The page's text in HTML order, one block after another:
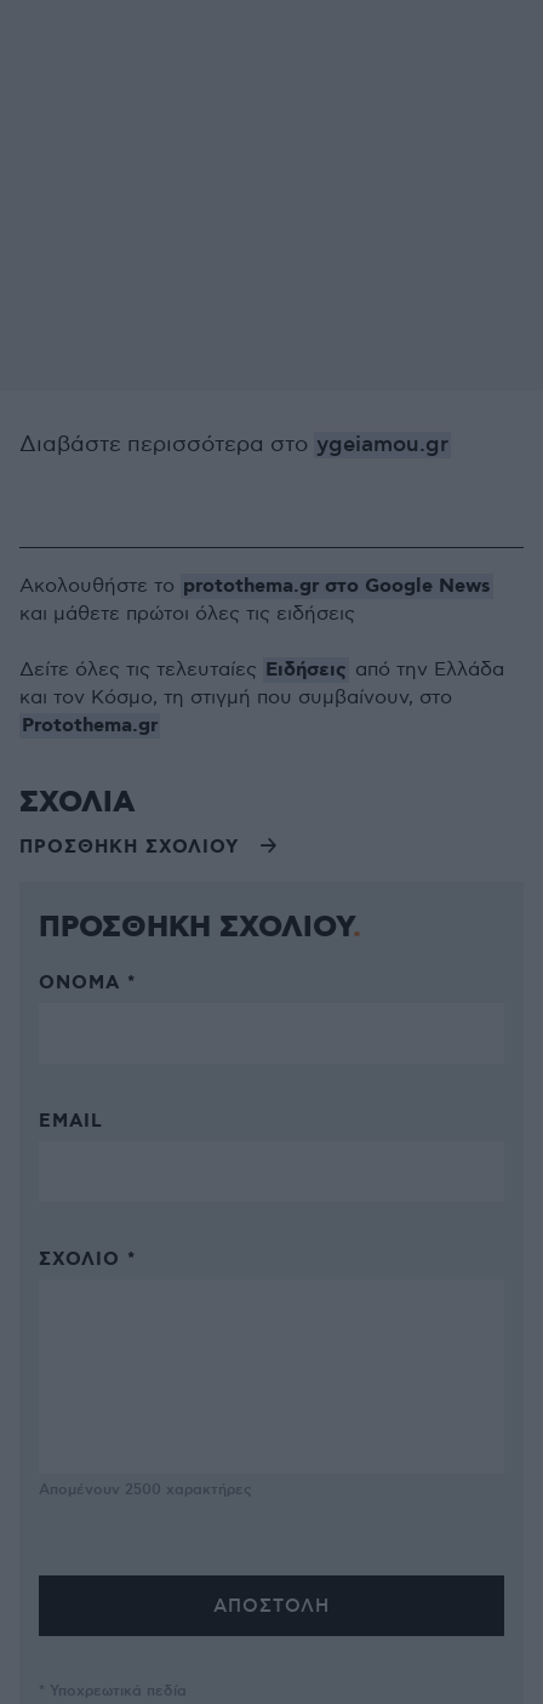
Διαβάστε περισσότερα στο ygeiamou.gr
Ακολουθήστε το protothema.gr στο Google News
και μάθετε πρώτοι όλες τις ειδήσεις
Δείτε όλες τις τελευταίες Ειδήσεις από την Ελλάδα
και τον Κόσμο, τη στιγμή που συμβαίνουν, στο
Protothema.gr
ΣΧΟΛΙΑ
ΠΡΟΣΘΗΚΗ ΣΧΟΛΙΟΥ
ΠΡΟΣΘΗΚΗ ΣΧΟΛΙΟΥ
ΌΝΟΜΑ *
EMAIL
ΣΧΌΛΙΟ *
Απομένουν 2500 χαρακτήρες
* Υποχρεωτικά πεδία